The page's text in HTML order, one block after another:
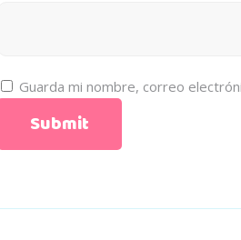
Guarda mi nombre, correo